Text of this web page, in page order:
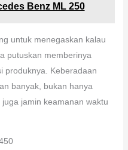
Benz ML 250
untuk menegaskan kalau
putuskan memberinya
produknya. Keberadaan
banyak, bukan hanya
jamin keamanan waktu